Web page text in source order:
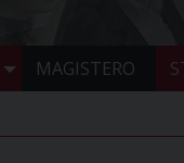
MAGISTERO